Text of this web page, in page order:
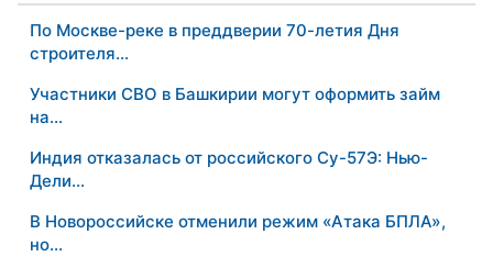
По Москве-реке в преддверии 70-летия Дня
строителя…
Участники СВО в Башкирии могут оформить займ
на…
Индия отказалась от российского Су-57Э: Нью-
Дели…
В Новороссийске отменили режим «Атака БПЛА»,
но…